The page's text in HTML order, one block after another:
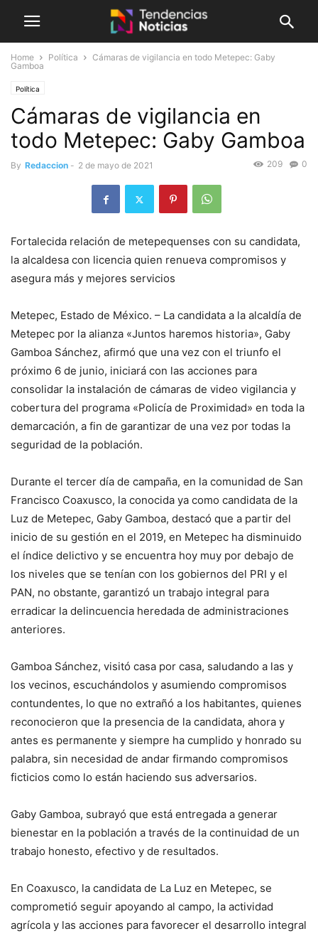
Home Política
Cámaras de vigilancia en todo Metepec: Gaby
Gamboa
Política
Cámaras de vigilancia en
todo Metepec: Gaby Gamboa
By Redaccion - 2 de mayo de 2021 0
209
Fortalecida relación de metepequenses con su candidata,
la alcaldesa con licencia quien renueva compromisos y
asegura más y mejores servicios
Metepec, Estado de México. – La candidata a la alcaldía de
Metepec por la alianza «Juntos haremos historia», Gaby
Gamboa Sánchez, afirmó que una vez con el triunfo el
próximo 6 de junio, iniciará con las acciones para
consolidar la instalación de cámaras de video vigilancia y
cobertura del programa «Policía de Proximidad» en toda la
demarcación, a fin de garantizar de una vez por todas la
seguridad de la población.
Durante el tercer día de campaña, en la comunidad de San
Francisco Coaxusco, la conocida ya como candidata de la
Luz de Metepec, Gaby Gamboa, destacó que a partir del
inicio de su gestión en el 2019, en Metepec ha disminuido
el índice delictivo y se encuentra hoy muy por debajo de
los niveles que se tenían con los gobiernos del PRI y el
PAN, no obstante, garantizó un trabajo integral para
erradicar la delincuencia heredada de administraciones
anteriores.
Gamboa Sánchez, visitó casa por casa, saludando a las y
los vecinos, escuchándolos y asumiendo compromisos
contundentes, lo que no extrañó a los habitantes, quienes
reconocieron que la presencia de la candidata, ahora y
antes es permanente y siempre ha cumplido y honrado su
palabra, sin necesidad de andar firmando compromisos
ficticios como lo están haciendo sus adversarios.
Gaby Gamboa, subrayó que está entregada a generar
bienestar en la población a través de la continuidad de un
trabajo honesto, efectivo y de resultados.
En Coaxusco, la candidata de La Luz en Metepec, se
comprometió seguir apoyando al campo, la actividad
agrícola y las acciones para favorecer el desarrollo integral